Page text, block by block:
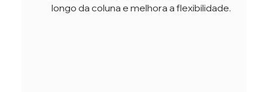
longo da coluna e melhora a flexibilidade.